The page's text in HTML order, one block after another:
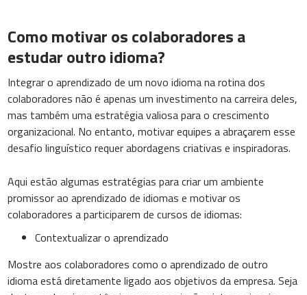
Como motivar os colaboradores a
estudar outro idioma?
Integrar o aprendizado de um novo idioma na rotina dos
colaboradores não é apenas um investimento na carreira deles,
mas também uma estratégia valiosa para o crescimento
organizacional. No entanto, motivar equipes a abraçarem esse
desafio linguístico requer abordagens criativas e inspiradoras.
Aqui estão algumas estratégias para criar um ambiente
promissor ao aprendizado de idiomas e motivar os
colaboradores a participarem de cursos de idiomas:
Contextualizar o aprendizado
Mostre aos colaboradores como o aprendizado de outro
idioma está diretamente ligado aos objetivos da empresa. Seja